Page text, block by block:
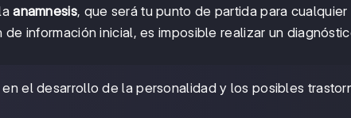
anamnesis, que será tu punto de partida para cualquier
información inicial, es imposible realizar un
el desarrollo de la personalidad y los posibles